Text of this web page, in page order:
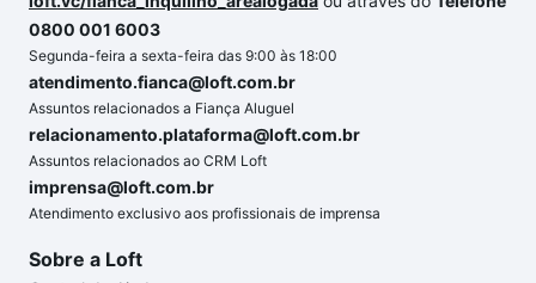
0800 001 6003
Segunda-feira a sexta-feira das 9:00 às 18:00
atendimento.fianca@loft.com.br
Assuntos relacionados a Fiança Aluguel
relacionamento.plataforma@loft.com.br
Assuntos relacionados ao CRM Loft
imprensa@loft.com.br
Atendimento exclusivo aos profissionais de imprensa
Sobre a Loft